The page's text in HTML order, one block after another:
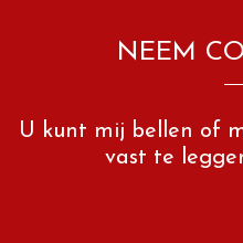
NEEM
U kunt mij bellen of
vast te